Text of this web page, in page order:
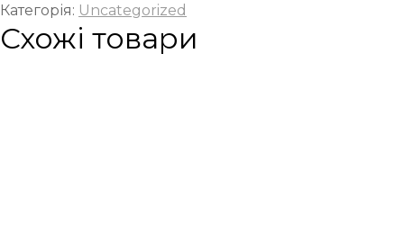
Категорія: Uncategorized
Схожі товари